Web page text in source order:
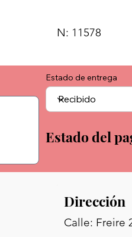
N: 11578
Estado de entrega
Estado del
Dirección
Calle: Freire